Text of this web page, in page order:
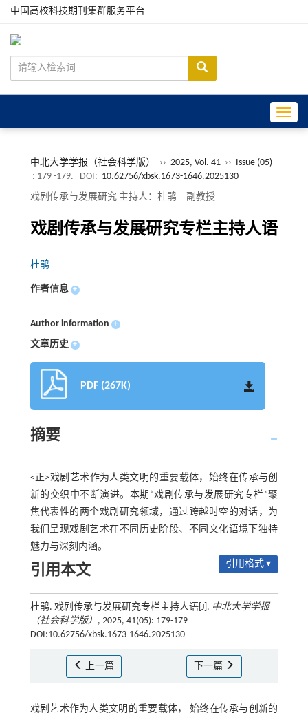
中国高校科技期刊集群服务平台
中北大学学报（社会科学版） ›› 2025, Vol. 41 ›› Issue (05)
: 179 -179.
DOI: 10.62756/xbsk.1673-1646.2025130
戏剧传承与发展研究 主持人：杜鹃 副教授
戏剧传承与发展研究专栏主持人语
杜鹃
作者信息 +
Author information +
文章历史 +
PDF (267K)
摘要
<正>戏剧艺术作为人类文明的重要载体，始终在传承与创
新的交织中不断演进。本期“戏剧传承与发展研究专栏”聚
焦代表性的两个戏剧研究领域，通过跨越时空的对话，为
我们呈现戏剧艺术在不同历史阶段、不同文化语境下独特
魅力与深刻内涵。
引用本文 引用格式 ▾
杜鹃. 戏剧传承与发展研究专栏主持人语[J]. 中北大学学报
（社会科学版） , 2025, 41(05): 179-179
DOI:10.62756/xbsk.1673-1646.2025130
上一篇 下一篇
戏剧艺术作为人类文明的重要载体， 始终在传承与创新的